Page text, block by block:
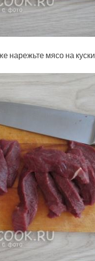
нарежьте мясо на куски.